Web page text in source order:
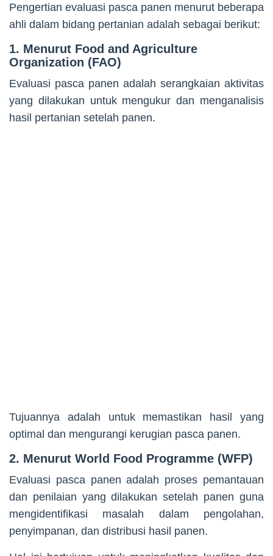
Pengertian evaluasi pasca panen menurut beberapa
ahli dalam bidang pertanian adalah sebagai berikut:
1. Menurut Food and Agriculture
Organization (FAO)
Evaluasi pasca panen adalah serangkaian aktivitas
yang dilakukan untuk mengukur dan menganalisis
hasil pertanian setelah panen.
Tujuannya adalah untuk memastikan hasil yang
optimal dan mengurangi kerugian pasca panen.
2. Menurut World Food Programme (WFP)
Evaluasi pasca panen adalah proses pemantauan
dan penilaian yang dilakukan setelah panen guna
mengidentifikasi masalah dalam pengolahan,
penyimpanan, dan distribusi hasil panen.